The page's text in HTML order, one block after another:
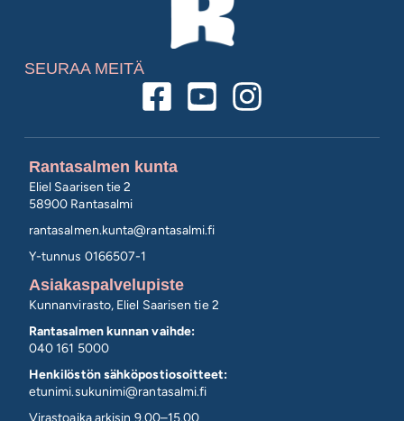
Rantasalmen kunta
Eliel Saarisen tie 2
58900 Rantasalmi
rantasalmen.kunta@rantasalmi.fi
Y-tunnus 0166507-1
Asiakaspalvelupiste
Kunnanvirasto, Eliel Saarisen tie 2
Rantasalmen kunnan vaihde:
040 161 5000
Henkilöstön sähköpostiosoitteet:
etunimi.sukunimi@rantasalmi.fi
Virastoaika arkisin 9.00–15.00
SEURAA MEITÄ